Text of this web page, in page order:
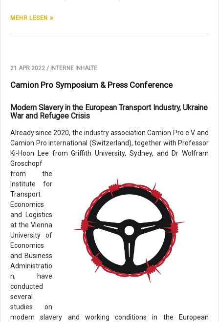
MEHR LESEN
21 APR 2022 / INTERNE INHALTE
Camion Pro Symposium & Press Conference
Modern Slavery in the European Transport Industry, Ukraine
War and Refugee Crisis
Already since 2020, the industry association Camion Pro e.V. and
Camion Pro international (Switzerland), together with Professor
Ki-Hoon Lee from Griffith University, Sydney, and Dr Wolfram
Groschopf
from the
Institute for
Transport
Economics
and Logistics
at the Vienna
University of
Economics
and Business
Administratio
n, have
conducted
several
studies on
modern slavery and working conditions in the European